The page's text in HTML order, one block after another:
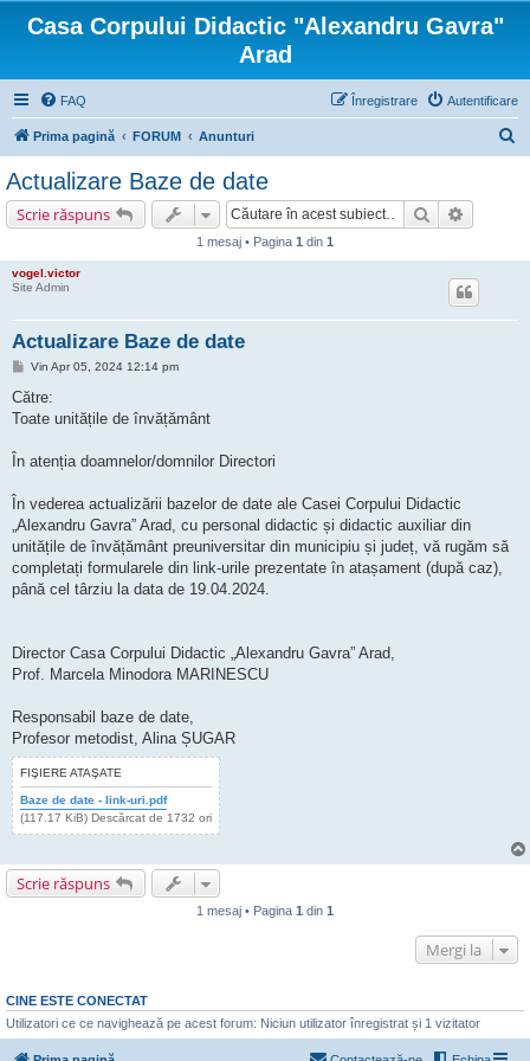
Casa Corpului Didactic "Alexandru Gavra"
Arad
FAQ Autentificare
Înregistrare
Prima pagină FORUM Anunturi
Actualizare Baze de date
Scrie răspuns Căutare
1 mesaj • Pagina 1 din 1
vogel.victor
Site Admin
Actualizare Baze de date
M
s
j
Vin Apr 05, 2024 12:14 pm
Către:
Toate unitățile de învățământ
În atenția doamnelor/domnilor Directori
În vederea actualizării bazelor de date ale Casei Corpului Didactic
„Alexandru Gavra” Arad, cu personal didactic și didactic auxiliar din
unitățile de învățământ preuniversitar din municipiu și județ, vă rugăm să
completați formularele din link-urile prezentate în atașament (după caz),
până cel târziu la data de 19.04.2024.
Director Casa Corpului Didactic „Alexandru Gavra” Arad,
Prof. Marcela Minodora MARINESCU
Responsabil baze de date,
Profesor metodist, Alina ȘUGAR
FIŞIERE ATAŞATE
Baze de date - link-uri.pdf
(117.17 KiB) Descărcat de 1732 ori
Scrie răspuns
1 mesaj • Pagina 1 din 1
Mergi la
CINE ESTE CONECTAT
Utilizatori ce ce navighează pe acest forum: Niciun utilizator înregistrat și 1 vizitator